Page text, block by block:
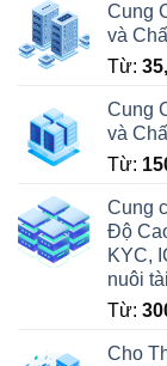
Cung
và
Từ:
Cung
và
Từ:
Cung
Độ
KYC,
nuôi
Từ:
Cho